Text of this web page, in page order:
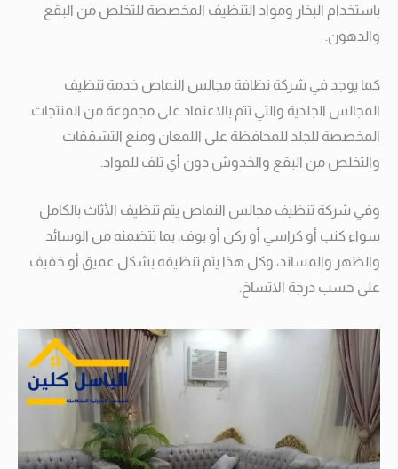
باستخدام البخار ومواد التنظيف المخصصة للتخلص من البقع
والدهون.
كما يوجد في شركة نظافة مجالس النماص خدمة تنظيف
المجالس الجلدية والتي تتم بالاعتماد على مجموعة من المنتجات
المخصصة للجلد للمحافظة على اللمعان ومنع التشققات
والتخلص من البقع والخدوش دون أي تلف للمواد.
وفي شركة تنظيف مجالس النماص يتم تنظيف الأثاث بالكامل
سواء كنب أو كراسي أو ركن أو بوف، بما تتضمنه من الوسائد
والظهر والمساند، وكل هذا يتم تنظيفه بشكل عميق أو خفيف
على حسب درجة الاتساخ.